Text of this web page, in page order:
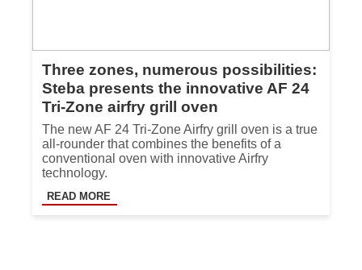
Three zones, numerous possibilities:
Steba presents the innovative AF 24
Tri-Zone airfry grill oven
The new AF 24 Tri-Zone Airfry grill oven is a true
all-rounder that combines the benefits of a
conventional oven with innovative Airfry
technology.
READ MORE